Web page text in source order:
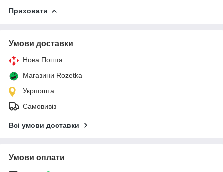
Приховати
Умови доставки
Нова Пошта
Магазини Rozetka
Укрпошта
Самовивіз
Всі умови доставки
Умови оплати